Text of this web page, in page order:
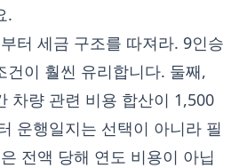
.
터 세금 구조를 따져라. 9인승
건이 훨씬 유리합니다. 둘째,
차량 관련 비용 합산이 1,500
운행일지는 선택이 아니라 필
전액 당해 연도 비용이 아닙